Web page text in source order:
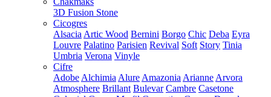
3D Fusion Stone
Cicogres
Alsacia Artic Wood Bernini Borgo Chic Deba Eyra
Louvre Palatino Parisien Revival Soft Story Tinia
Umbria Verona Vinyle
Cifre
Adobe Alchimia Alure Amazonia Arianne Arvora
Atmosphere Brillant Bulevar Cambre Casetone